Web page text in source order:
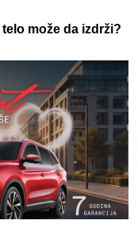
može da izdrži?